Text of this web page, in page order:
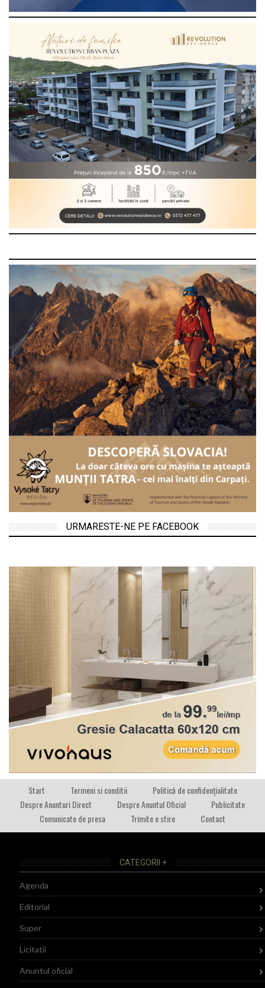
URMARESTE-NE PE FACEBOOK
Start Termeni si conditii
Politică de confidențialitate
Despre Anunturi Direct
Despre Anuntul Oficial
Publicitate
Comunicate de presa
Trimite o stire Contact
CATEGORII +
Agenda
Editorial
Super
Licitatii
Anuntul oficial